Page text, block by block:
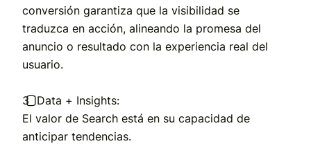
conversión garantiza que la visibilidad se
traduzca en acción, alineando la promesa del
anuncio o resultado con la experiencia real del
usuario.
3️⃣Data + Insights:
El valor de Search está en su capacidad de
anticipar tendencias.